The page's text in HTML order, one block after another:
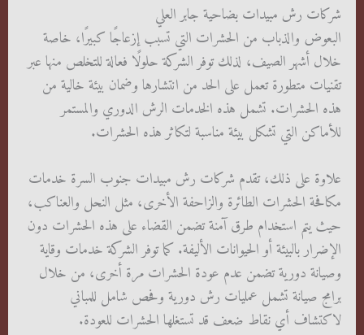
شركات رش مبيدات بضاحية جابر العلي
البعوض والذباب من الحشرات التي تسبب إزعاجًا كبيرًا، خاصة
خلال أشهر الصيف، لذلك توفر الشركة حلولًا فعالة للتخلص منها عبر
تقنيات متطورة تعمل على الحد من انتشارها وضمان بيئة خالية من
هذه الحشرات. تشمل هذه الخدمات الرش الدوري والمستمر
للأماكن التي تشكل بيئة مناسبة لتكاثر هذه الحشرات.
علاوة على ذلك، تقدم شركات رش مبيدات جنوب السرة خدمات
مكافحة الحشرات الطائرة والزاحفة الأخرى، مثل النحل والعناكب،
حيث يتم استخدام طرق آمنة تضمن القضاء على هذه الحشرات دون
الإضرار بالبيئة أو الحيوانات الأليفة. كما توفر الشركة خدمات وقاية
وصيانة دورية تضمن عدم عودة الحشرات مرة أخرى، من خلال
برامج صيانة تشمل عمليات رش دورية وفحص شامل للمباني
لاكتشاف أي نقاط ضعف قد تستغلها الحشرات للعودة.